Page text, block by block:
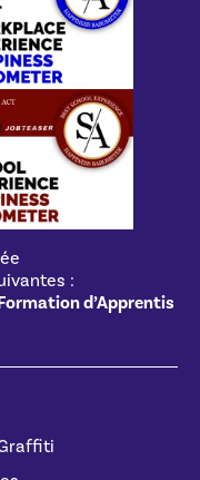
:
d’Apprentis